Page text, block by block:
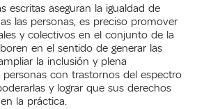
escritas aseguran la igualdad de
las personas, es preciso promover
y colectivos en el conjunto de la
en el sentido de generar las
la inclusión y plena
con trastornos del espectro
y lograr que sus derechos
la práctica.